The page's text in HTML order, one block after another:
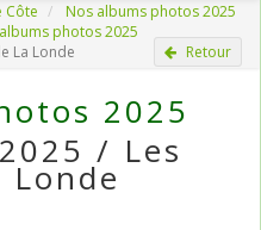
Côte
Nos albums photos 2025
photos 2025
La Londe
Retour
2025
/ Les
Londe